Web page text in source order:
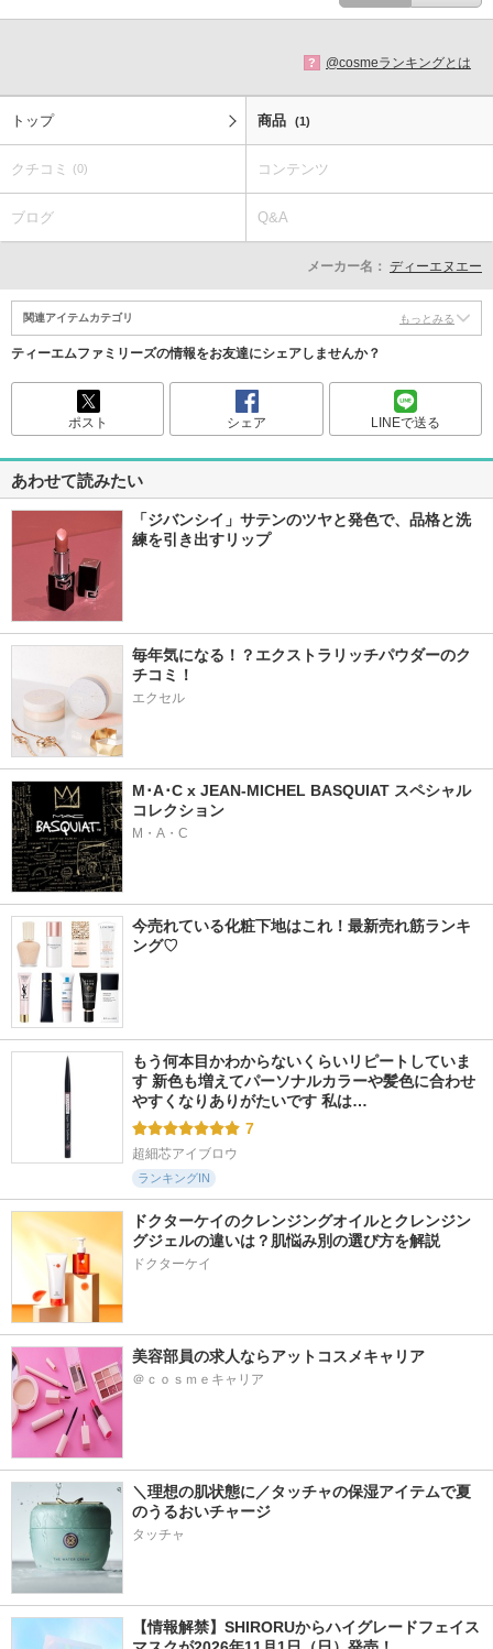
? @cosmeランキングとは
トップ 商品 (1)
クチコミ (0) コンテンツ
ブログ Q&A
メーカー名： ディーエヌエー
関連アイテムカテゴリ もっとみる
ティーエムファミリーズの情報をお友達にシェアしませんか？
ポスト シェア LINEで送る
あわせて読みたい
「ジバンシイ」サテンのツヤと発色で、品格と洗
練を引き出すリップ
毎年気になる！？エクストラリッチパウダーのク
チコミ！
エクセル
M･A･C x JEAN-MICHEL BASQUIAT スペシャル
コレクション
M・A・C
今売れている化粧下地はこれ！最新売れ筋ランキ
ング♡
もう何本目かわからないくらいリピートしていま
す 新色も増えてパーソナルカラーや髪色に合わせ
やすくなりありがたいです 私は…
7
超細芯アイブロウ
ランキングIN
ドクターケイのクレンジングオイルとクレンジン
グジェルの違いは？肌悩み別の選び方を解説
ドクターケイ
美容部員の求人ならアットコスメキャリア
＠ｃｏｓｍｅキャリア
＼理想の肌状態に／タッチャの保湿アイテムで夏
のうるおいチャージ
タッチャ
【情報解禁】SHIRORUからハイグレードフェイス